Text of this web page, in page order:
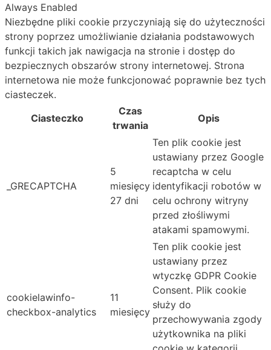
Always Enabled
Niezbędne pliki cookie przyczyniają się do użyteczności
strony poprzez umożliwianie działania podstawowych
funkcji takich jak nawigacja na stronie i dostęp do
bezpiecznych obszarów strony internetowej. Strona
internetowa nie może funkcjonować poprawnie bez tych
ciasteczek.
Ciasteczko
Czas
trwania
Opis
_GRECAPTCHA
5
miesięcy
27 dni
Ten plik cookie jest
ustawiany przez Google
recaptcha w celu
identyfikacji robotów w
celu ochrony witryny
przed złośliwymi
atakami spamowymi.
cookielawinfo-
checkbox-analytics
11
miesięcy
Ten plik cookie jest
ustawiany przez
wtyczkę GDPR Cookie
Consent. Plik cookie
służy do
przechowywania zgody
użytkownika na pliki